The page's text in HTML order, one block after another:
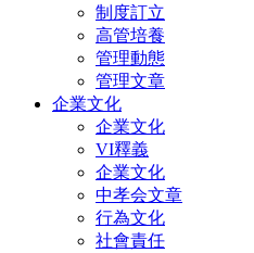
制度訂立
高管培養
管理動態
管理文章
企業文化
企業文化
VI釋義
企業文化
中孝会文章
行為文化
社會責任